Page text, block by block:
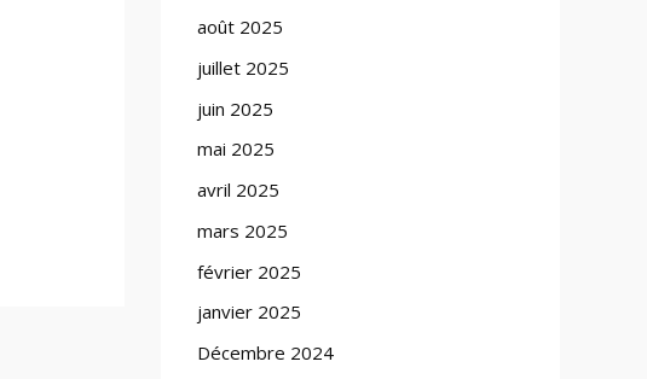
août 2025
juillet 2025
juin 2025
mai 2025
avril 2025
mars 2025
février 2025
janvier 2025
Décembre 2024